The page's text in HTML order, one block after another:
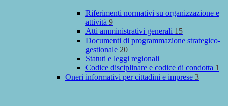
Riferimenti normativi su organizzazione e
attività 9
Atti amministrativi generali 15
Documenti di programmazione strategico-
gestionale 20
Statuti e leggi regionali
Codice disciplinare e codice di condotta 1
Oneri informativi per cittadini e imprese 3